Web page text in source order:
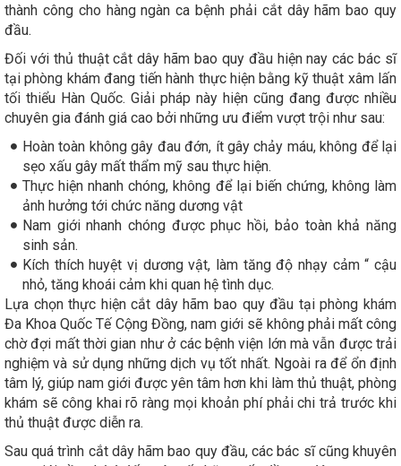
thành công cho hàng ngàn ca bệnh phải cắt dây hãm bao quy
đầu.
Đối với thủ thuật cắt dây hãm bao quy đầu hiện nay các bác sĩ
tại phòng khám đang tiến hành thực hiện bằng kỹ thuật xâm lấn
tối thiểu Hàn Quốc. Giải pháp này hiện cũng đang được nhiều
chuyên gia đánh giá cao bởi những ưu điểm vượt trội như sau:
Hoàn toàn không gây đau đớn, ít gây chảy máu, không để lại
sẹo xấu gây mất thẩm mỹ sau thực hiện.
Thực hiện nhanh chóng, không để lại biến chứng, không làm
ảnh hưởng tới chức năng dương vật
Nam giới nhanh chóng được phục hồi, bảo toàn khả năng
sinh sản.
Kích thích huyệt vị dương vật, làm tăng độ nhạy cảm “ cậu
nhỏ, tăng khoái cảm khi quan hệ tình dục.
Lựa chọn thực hiện cắt dây hãm bao quy đầu tại phòng khám
Đa Khoa Quốc Tế Cộng Đồng, nam giới sẽ không phải mất công
chờ đợi mất thời gian như ở các bệnh viện lớn mà vẫn được trải
nghiệm và sử dụng những dịch vụ tốt nhất. Ngoài ra để ổn định
tâm lý, giúp nam giới được yên tâm hơn khi làm thủ thuật, phòng
khám sẽ công khai rõ ràng mọi khoản phí phải chi trả trước khi
thủ thuật được diễn ra.
Sau quá trình cắt dây hãm bao quy đầu, các bác sĩ cũng khuyên